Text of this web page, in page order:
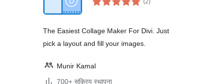
(2मूल्यांकन
)
The Easiest Collage Maker For Divi. Just
pick a layout and fill your images.
Munir Kamal
700+ सक्रिय स्थापना